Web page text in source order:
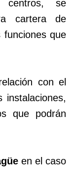
centros, se
cartera de
que
con el
instalaciones,
que podrán
en el caso